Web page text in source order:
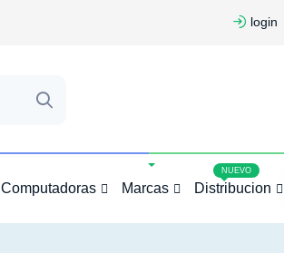
login
5
Computadoras Marcas Distribucion
NUEVO